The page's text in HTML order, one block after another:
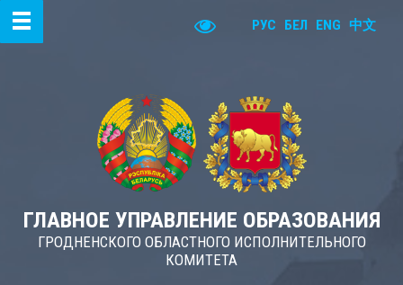
РУС БЕЛ ENG 中文
ГЛАВНОЕ УПРАВЛЕНИЕ ОБРАЗОВАНИЯ
ГРОДНЕНСКОГО ОБЛАСТНОГО ИСПОЛНИТЕЛЬНОГО
КОМИТЕТА